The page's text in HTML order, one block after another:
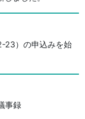
23）の申込みを始
事録